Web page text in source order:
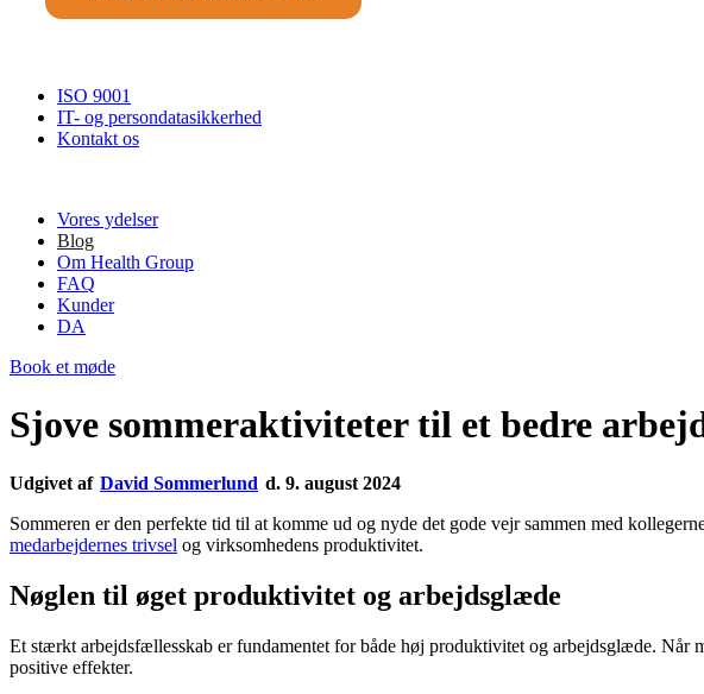
ISO 9001
IT- og persondatasikkerhed
Kontakt os
Vores ydelser
Blog
Om Health Group
FAQ
Kunder
DA
Book et møde
Sjove sommeraktiviteter til et bedre
Udgivet af David Sommerlund d. 9. august 2024
Sommeren er den perfekte tid til at komme ud og nyde det gode vejr sammen med
medarbejdernes trivsel og virksomhedens produktivitet.
Nøglen til øget produktivitet og arbejdsglæde
Et stærkt arbejdsfællesskab er fundamentet for både høj produktivitet og arbejdsglæde. Når
positive effekter.